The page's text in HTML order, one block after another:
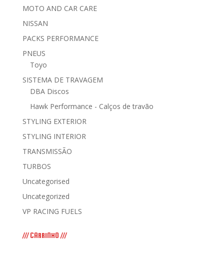
MOTO AND CAR CARE
NISSAN
PACKS PERFORMANCE
PNEUS
Toyo
SISTEMA DE TRAVAGEM
DBA Discos
Hawk Performance - Calços de travão
STYLING EXTERIOR
STYLING INTERIOR
TRANSMISSÃO
TURBOS
Uncategorised
Uncategorized
VP RACING FUELS
/// CARRINHO ///